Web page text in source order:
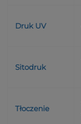
Druk UV
Sitodruk
Tłoczenie